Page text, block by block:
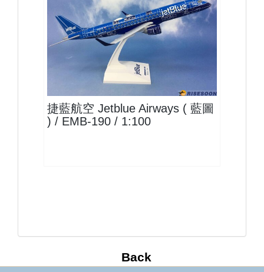
JBU10EM19P02 $2500
捷藍航空 Jetblue Airways ( 藍圖
) / EMB-190 / 1:100